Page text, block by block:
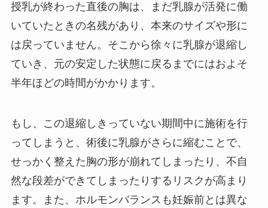
授乳が終わった直後の胸は、まだ乳腺が活発に働
いていたときの名残があり、本来のサイズや形に
は戻っていません。そこから徐々に乳腺が退縮し
ていき、元の安定した状態に戻るまでにはおよそ
半年ほどの時間がかかります。
もし、この退縮しきっていない期間中に施術を行
ってしまうと、術後に乳腺がさらに縮むことで、
せっかく整えた胸の形が崩れてしまったり、不自
然な段差ができてしまったりするリスクが高まり
ます。また、ホルモンバランスも妊娠前とは異な